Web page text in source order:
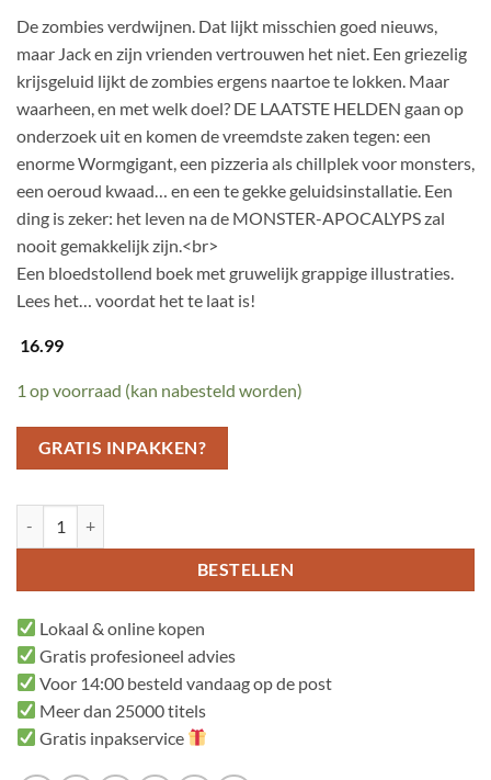
De zombies verdwijnen. Dat lijkt misschien goed nieuws,
maar Jack en zijn vrienden vertrouwen het niet. Een griezelig
krijsgeluid lijkt de zombies ergens naartoe te lokken. Maar
waarheen, en met welk doel? DE LAATSTE HELDEN gaan op
onderzoek uit en komen de vreemdste zaken tegen: een
enorme Wormgigant, een pizzeria als chillplek voor monsters,
een oeroud kwaad… en een te gekke geluidsinstallatie. Een
ding is zeker: het leven na de MONSTER-APOCALYPS zal
nooit gemakkelijk zijn.<br>
Een bloedstollend boek met gruwelijk grappige illustraties.
Lees het… voordat het te laat is!
16.99
1 op voorraad (kan nabesteld worden)
GRATIS INPAKKEN?
BESTELLEN
Lokaal & online kopen
Gratis profesioneel advies
Voor 14:00 besteld vandaag op de post
Meer dan 25000 titels
Gratis inpakservice